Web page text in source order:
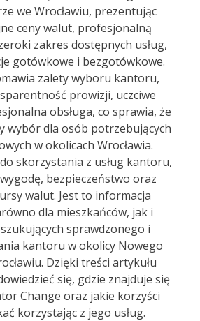
we Wrocławiu, prezentując
ceny walut, profesjonalną
zakres dostępnych usług,
gotówkowe i bezgotówkowe.
zalety wyboru kantoru,
prowizji, uczciwe
obsługa, co sprawia, że
wybór dla osób potrzebujących
w okolicach Wrocławia.
skorzystania z usług kantoru,
bezpieczeństwo oraz
walut. Jest to informacja
dla mieszkańców, jak i
sprawdzonego i
kantoru w okolicy Nowego
Dzięki treści artykułu
się, gdzie znajduje się
Change oraz jakie korzyści
korzystając z jego usług.